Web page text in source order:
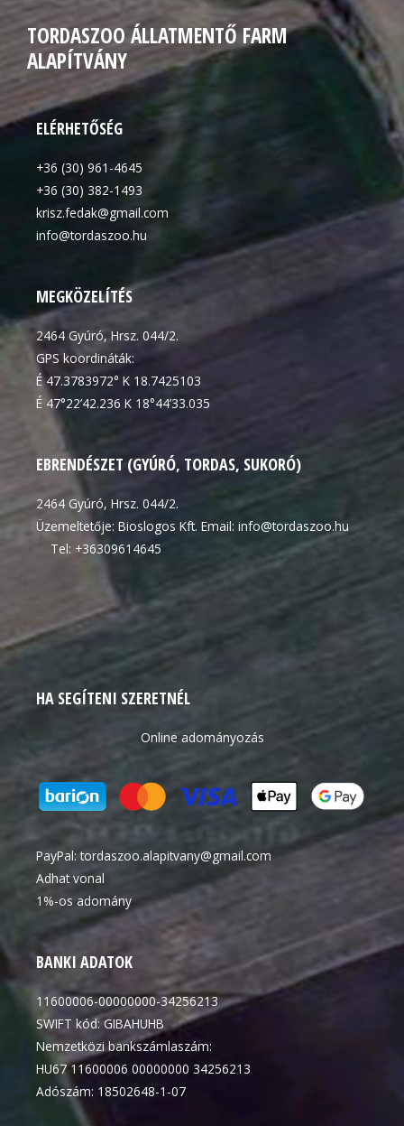
TORDASZOO ÁLLATMENTŐ FARM
ALAPÍTVÁNY
ELÉRHETŐSÉG
+36 (30) 961-4645
+36 (30) 382-1493
krisz.fedak@gmail.com
info@tordaszoo.hu
MEGKÖZELÍTÉS
2464 Gyúró, Hrsz. 044/2.
GPS koordináták:
É 47.3783972° K 18.7425103
É 47°22’42.236 K 18°44’33.035
EBRENDÉSZET (GYÚRÓ, TORDAS, SUKORÓ)
2464 Gyúró, Hrsz. 044/2.
Üzemeltetője: Bioslogos Kft. Email: info@tordaszoo.hu
Tel: +36309614645
HA SEGÍTENI SZERETNÉL
Online adományozás
PayPal:tordaszoo.alapitvany@gmail.com
Adhat vonal
1%-os adomány
BANKI ADATOK
11600006-00000000-34256213
SWIFT kód: GIBAHUHB
Nemzetközi bankszámlaszám:
HU67 11600006 00000000 34256213
Adószám: 18502648-1-07